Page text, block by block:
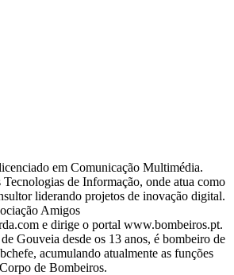
em Comunicação Multimédia.
Tecnologias de Informação, onde atua como
liderando projetos de inovação digital.
Amigos
e dirige o portal www.bombeiros.pt.
Gouveia desde os 13 anos, é bombeiro de
acumulando atualmente as funções
de Bombeiros.